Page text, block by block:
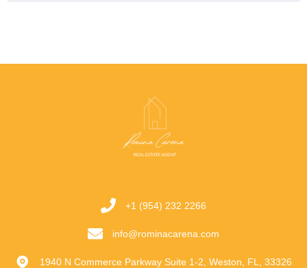
+1 (954) 232 2266
info@rominacarena.com
1940 N Commerce Parkway Suite 1-2, Weston, FL, 33326